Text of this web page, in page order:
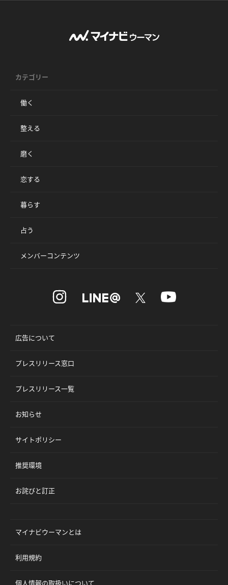
カテゴリー
働く
整える
磨く
恋する
暮らす
占う
メンバーコンテンツ
広告について
プレスリリース窓口
プレスリリース一覧
お知らせ
サイトポリシー
推奨環境
お詫びと訂正
マイナビウーマンとは
利用規約